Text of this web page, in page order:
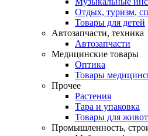
Отдых, туризм,
Товары для детей
Автозапчасти, техника
Автозапчасти
Медицинские товары
Оптика
Товары
Прочее
Растения
Тара и упаковка
Товары для
Промышленность,